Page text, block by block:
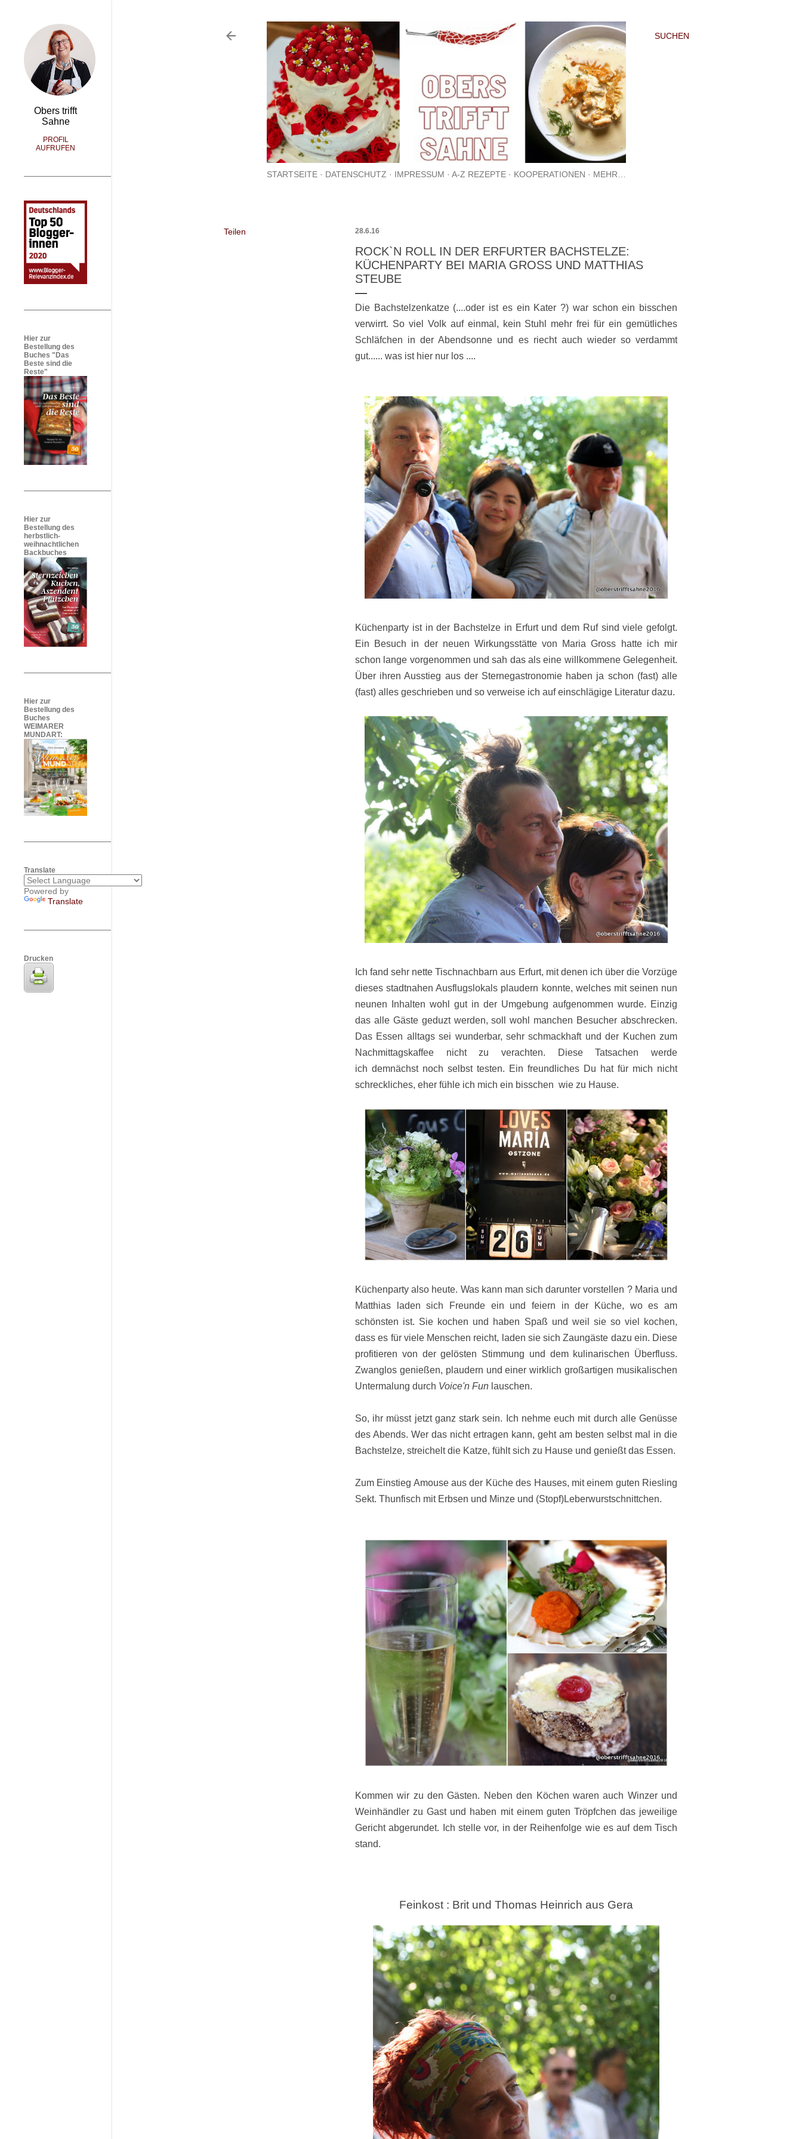
SUCHEN
STARTSEITE DATENSCHUTZ IMPRESSUM A-Z REZEPTE KOOPERATIONEN MEHR…
Teilen 28.6.16
ROCK`N ROLL IN DER ERFURTER BACHSTELZE:
KÜCHENPARTY BEI MARIA GROSS UND MATTHIAS
STEUBE
Die Bachstelzenkatze (....oder ist es ein Kater ?) war schon ein bisschen
verwirrt. So viel Volk auf einmal, kein Stuhl mehr frei für ein gemütliches
Schläfchen in der Abendsonne und es riecht auch wieder so verdammt
gut...... was ist hier nur los ....
Küchenparty ist in der Bachstelze in Erfurt und dem Ruf sind viele gefolgt.
Ein Besuch in der neuen Wirkungsstätte von Maria Gross hatte ich mir
schon lange vorgenommen und sah das als eine willkommene Gelegenheit.
Über ihren Ausstieg aus der Sternegastronomie haben ja schon (fast) alle
(fast) alles geschrieben und so verweise ich auf einschlägige Literatur dazu.
Ich fand sehr nette Tischnachbarn aus Erfurt, mit denen ich über die Vorzüge
dieses stadtnahen Ausflugslokals plaudern konnte, welches mit seinen nun
neunen Inhalten wohl gut in der Umgebung aufgenommen wurde. Einzig
das alle Gäste geduzt werden, soll wohl manchen Besucher abschrecken.
Das Essen alltags sei wunderbar, sehr schmackhaft und der Kuchen zum
Nachmittagskaffee nicht zu verachten. Diese Tatsachen werde
ich demnächst noch selbst testen. Ein freundliches Du hat für mich nicht
schreckliches, eher fühle ich mich ein bisschen wie zu Hause.
Küchenparty also heute. Was kann man sich darunter vorstellen ? Maria und
Matthias laden sich Freunde ein und feiern in der Küche, wo es am
schönsten ist. Sie kochen und haben Spaß und weil sie so viel kochen,
dass es für viele Menschen reicht, laden sie sich Zaungäste dazu ein. Diese
profitieren von der gelösten Stimmung und dem kulinarischen Überfluss.
Zwanglos genießen, plaudern und einer wirklich großartigen musikalischen
Untermalung durch Voice'n Fun lauschen.
So, ihr müsst jetzt ganz stark sein. Ich nehme euch mit durch alle Genüsse
des Abends. Wer das nicht ertragen kann, geht am besten selbst mal in die
Bachstelze, streichelt die Katze, fühlt sich zu Hause und genießt das Essen.
Zum Einstieg Amouse aus der Küche des Hauses, mit einem guten Riesling
Sekt. Thunfisch mit Erbsen und Minze und (Stopf)Leberwurstschnittchen.
Kommen wir zu den Gästen. Neben den Köchen waren auch Winzer und
Weinhändler zu Gast und haben mit einem guten Tröpfchen das jeweilige
Gericht abgerundet. Ich stelle vor, in der Reihenfolge wie es auf dem Tisch
stand.
Feinkost : Brit und Thomas Heinrich aus Gera
Obers trifft
Sahne
PROFIL
AUFRUFEN
Hier zur
Bestellung des
Buches "Das
Beste sind die
Reste"
Hier zur
Bestellung des
herbstlich-
weihnachtlichen
Backbuches
Hier zur
Bestellung des
Buches
WEIMARER
MUNDART:
Translate
Powered by
Translate
Drucken